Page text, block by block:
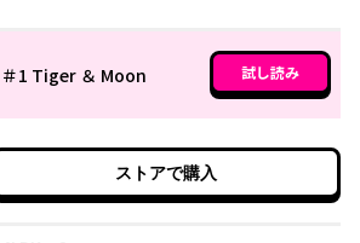
＃1 Tiger ＆ Moon 試し読み
ストアで購入